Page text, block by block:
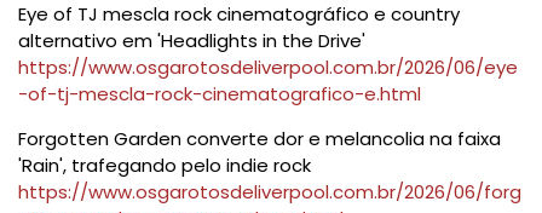
Eye of TJ mescla rock cinematográfico e country
alternativo em 'Headlights in the Drive'
https://www.osgarotosdeliverpool.com.br/2026/06/eye
-of-tj-mescla-rock-cinematografico-e.html
Forgotten Garden converte dor e melancolia na faixa
'Rain', trafegando pelo indie rock
https://www.osgarotosdeliverpool.com.br/2026/06/forg